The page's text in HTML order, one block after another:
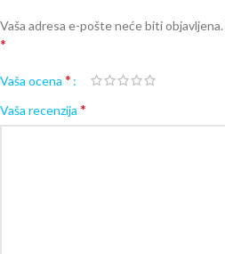
Vaša adresa e-pošte neće biti objavljena.
*
Vaša ocena *
Vaša recenzija *